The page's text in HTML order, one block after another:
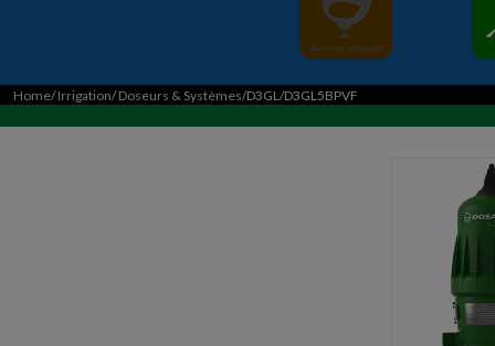
Home/Irrigation/Doseurs & Systèmes/D3GL/D3GL5BPVF